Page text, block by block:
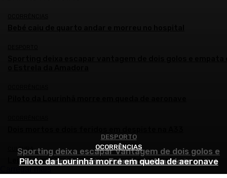
OCORRÊNCIAS
Bebé caiu de quarto andar e morreu no hospital
DESPORTO
Sporting deixa escapar vantagem de dois golos e
empata com o Estrela da Amadora
OCORRÊNCIAS
Piloto da Lourinhã morre em queda de aeronave
CULTURA
Leiria convida a descobrir um verão com arte